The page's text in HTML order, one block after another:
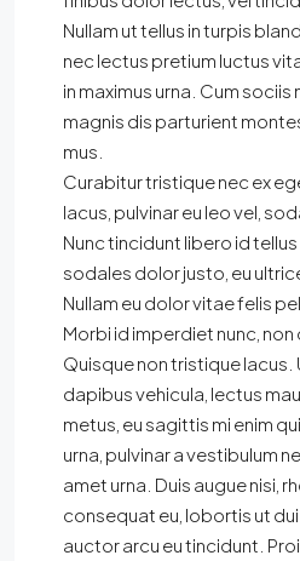
Nullam ut tellus in turpis
nec lectus pretium luctus
in maximus urna. Cum
magnis dis parturient
mus.
Curabitur tristique nec ex
lacus, pulvinar eu leo vel,
Nunc tincidunt libero id
sodales dolor justo, eu
Nullam eu dolor vitae felis
Morbi id imperdiet nunc,
Quisque non tristique lacus.
dapibus vehicula, lectus
metus, eu sagittis mi enim
urna, pulvinar a vestibulum
amet urna. Duis augue nisi,
consequat eu, lobortis ut
auctor arcu eu tincidunt.